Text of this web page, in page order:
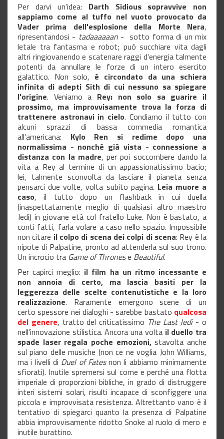
Per darvi un'idea: Darth Sidious sopravvive non
sappiamo come al tuffo nel vuoto provocato da
Vader prima dell'esplosione della Morte Nera,
ripresentandosi - tadaaaaaan - sotto forma di un mix
letale tra fantasma e robot; può succhiare vita dagli
altri ringiovanendo e scatenare raggi d'energia talmente
potenti da annullare le forze di un intero esercito
galattico. Non solo, è circondato da una schiera
infinita di adepti Sith di cui nessuno sa spiegare
l'origine. Veniamo a Rey: non solo sa guarire il
prossimo, ma improvvisamente trova la forza di
trattenere astronavi in cielo. Condiamo il tutto con
alcuni sprazzi di bassa commedia romantica
all'americana: Kylo Ren si redime dopo una
normalissima - nonché già vista - connessione a
distanza con la madre, per poi soccombere dando la
vita a Rey al termine di un appassionatissimo bacio;
lei, talmente sconvolta da lasciare il pianeta senza
pensarci due volte, volta subito pagina. Leia muore a
caso, il tutto dopo un flashback in cui duella
(inaspettatamente meglio di qualsiasi altro maestro
Jedi) in giovane età col fratello Luke. Non è bastato, a
conti fatti, farla volare a caso nello spazio. Impossibile
non citare il colpo di scena dei colpi di scena: Rey è la
nipote di Palpatine, pronto ad attenderla sul suo trono.
Un incrocio tra Game of Thronese Beautiful.
Per capirci meglio: il film ha un ritmo incessante e
non annoia di certo, ma lascia basiti per la
leggerezza delle scelte contenutistiche e la loro
realizzazione. Raramente emergono scene di un
certo spessore nei dialoghi - sarebbe bastato qualcosa
del genere, tratto del criticatissimo The Last Jedi- o
nell'innovazione stilistica. Ancora una voltail duello tra
spade laser regala poche emozioni,stavolta anche
sul piano delle musiche (non ce ne voglia John Williams,
ma i livelli di Duel of Fatesnon li abbiamo minimamente
sfiorati). Inutile spremersi sul come e perché una flotta
imperiale di proporzioni bibliche, in grado di distruggere
interi sistemi solari, risulti incapace di sconfiggere una
piccola e improvvisata resistenza. Altrettanto vano è il
tentativo di spiegarci quanto la presenza di Palpatine
abbia improvvisamente ridotto Snoke al ruolo di mero e
inutile burattino.